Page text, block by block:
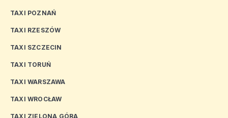
TAXI POZNAŃ
TAXI RZESZÓW
TAXI SZCZECIN
TAXI TORUŃ
TAXI WARSZAWA
TAXI WROCŁAW
TAXI ZIELONA GÓRA